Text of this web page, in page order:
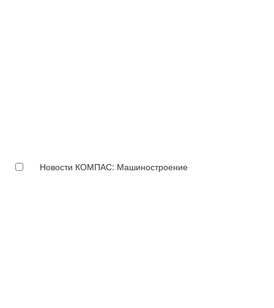
Новости КОМПАС: Машиностроение